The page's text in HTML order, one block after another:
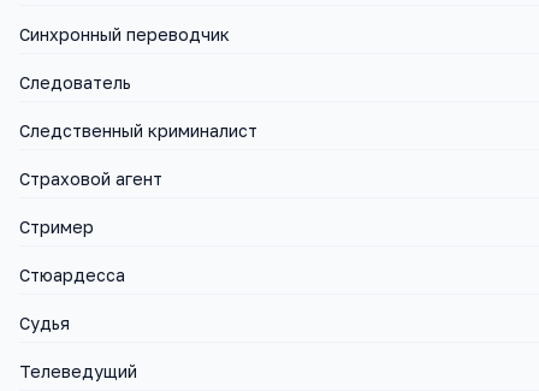
Синхронный переводчик
Следователь
Следственный криминалист
Страховой агент
Стример
Стюардесса
Судья
Телеведущий